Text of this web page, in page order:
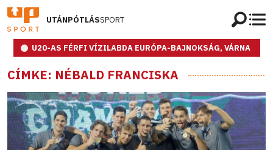
UTÁNPÓTLÁSSPORT
U20-AS FÉRFI VÍZILABDA EURÓPA-BAJNOKSÁG, VÁRNA
CÍMKE: NÉBALD FRANCISKA